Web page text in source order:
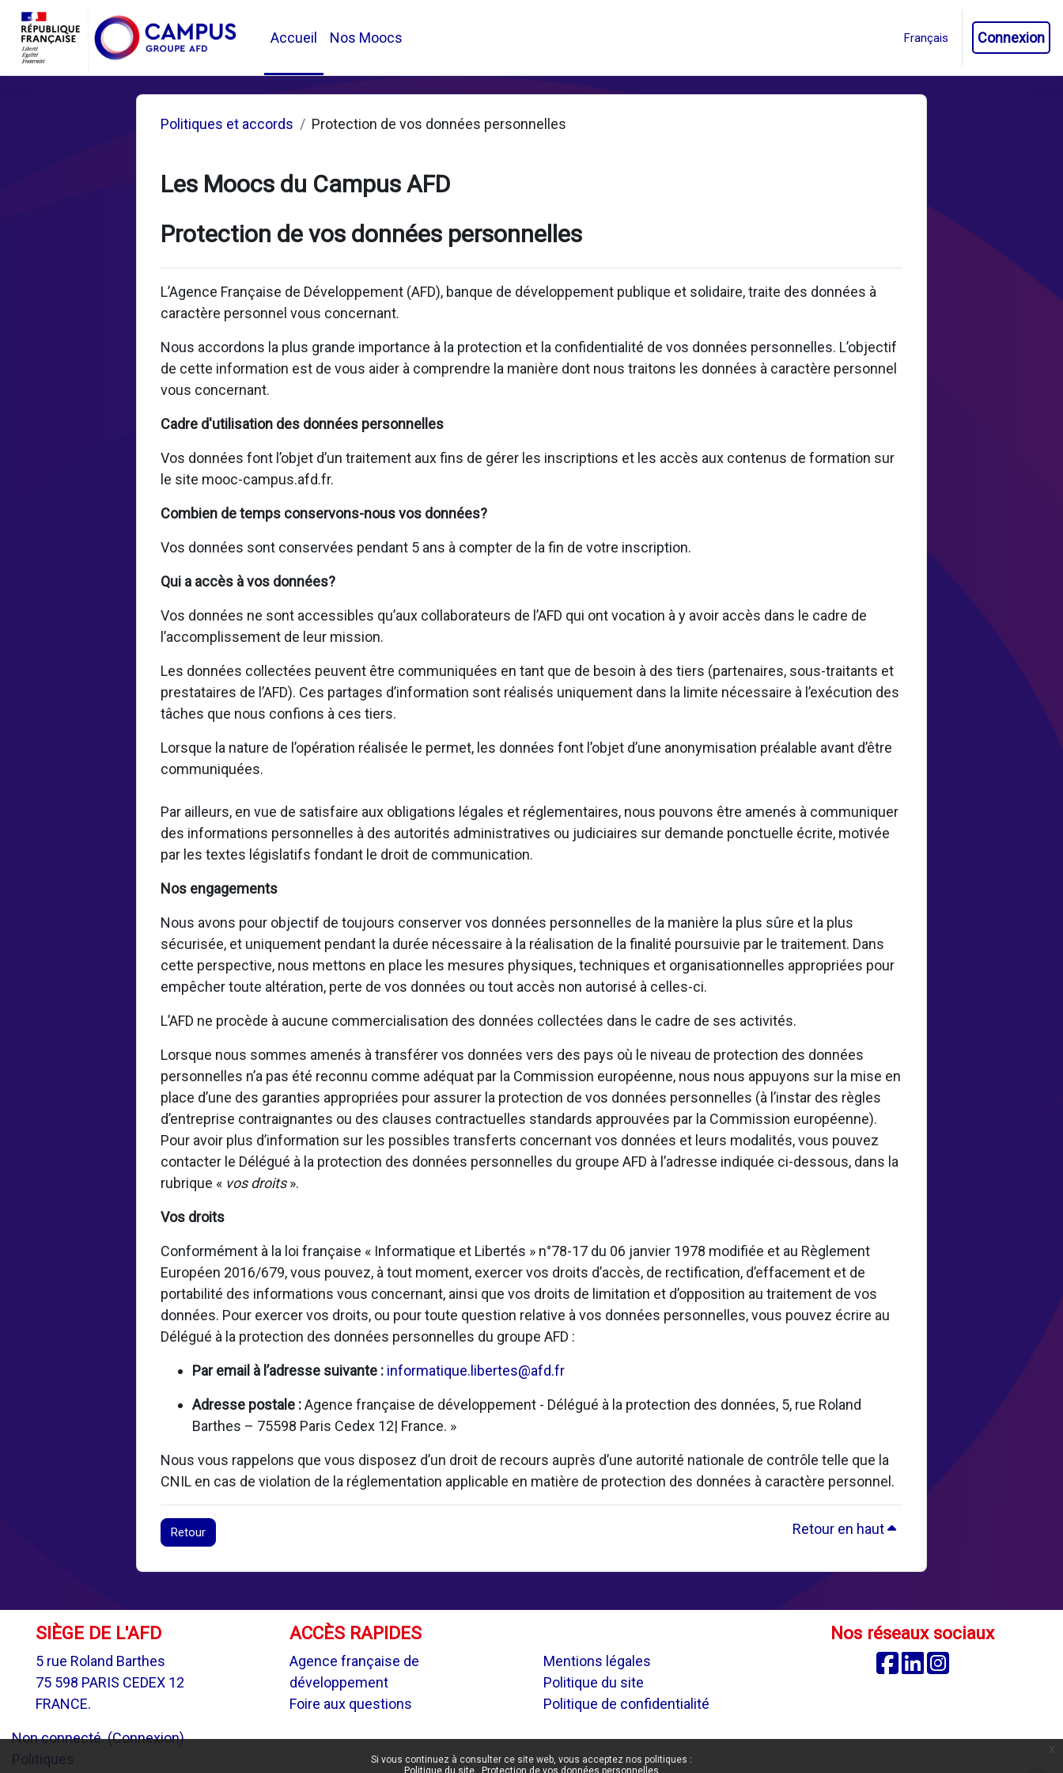
Passer au contenu principal
Si vous continuez à consulter ce site web, vous acceptez nos politiques :
Politique du site
Protection de vos données personnelles
Accueil Nos Moocs Connexion
Politiques et accords Protection de vos données personnelles
Les Moocs du Campus AFD
Protection de vos données personnelles
L’Agence Française de Développement (AFD), banque de développement publique et solidaire, traite des données à
caractère personnel vous concernant.
Nous accordons la plus grande importance à la protection et la confidentialité de vos données personnelles. L’objectif
de cette information est de vous aider à comprendre la manière dont nous traitons les données à caractère personnel
vous concernant.
Cadre d'utilisation des données personnelles
Vos données font l’objet d’un traitement aux fins de gérer les inscriptions et les accès aux contenus de formation sur
le site mooc-campus.afd.fr.
Combien de temps conservons-nous vos données?
Vos données sont conservées pendant 5 ans à compter de la fin de votre inscription.
Qui a accès à vos données?
Vos données ne sont accessibles qu’aux collaborateurs de l’AFD qui ont vocation à y avoir accès dans le cadre de
l’accomplissement de leur mission.
Les données collectées peuvent être communiquées en tant que de besoin à des tiers (partenaires, sous-traitants et
prestataires de l’AFD). Ces partages d’information sont réalisés uniquement dans la limite nécessaire à l’exécution des
tâches que nous confions à ces tiers.
Lorsque la nature de l’opération réalisée le permet, les données font l’objet d’une anonymisation préalable avant d’être
communiquées.
Par ailleurs, en vue de satisfaire aux obligations légales et réglementaires, nous pouvons être amenés à communiquer
des informations personnelles à des autorités administratives ou judiciaires sur demande ponctuelle écrite, motivée
par les textes législatifs fondant le droit de communication.
Nos engagements
Nous avons pour objectif de toujours conserver vos données personnelles de la manière la plus sûre et la plus
sécurisée, et uniquement pendant la durée nécessaire à la réalisation de la finalité poursuivie par le traitement. Dans
cette perspective, nous mettons en place les mesures physiques, techniques et organisationnelles appropriées pour
empêcher toute altération, perte de vos données ou tout accès non autorisé à celles-ci.
L’AFD ne procède à aucune commercialisation des données collectées dans le cadre de ses activités.
Lorsque nous sommes amenés à transférer vos données vers des pays où le niveau de protection des données
personnelles n’a pas été reconnu comme adéquat par la Commission européenne, nous nous appuyons sur la mise en
place d’une des garanties appropriées pour assurer la protection de vos données personnelles (à l’instar des règles
d’entreprise contraignantes ou des clauses contractuelles standards approuvées par la Commission européenne).
Pour avoir plus d’information sur les possibles transferts concernant vos données et leurs modalités, vous pouvez
contacter le Délégué à la protection des données personnelles du groupe AFD à l’adresse indiquée ci-dessous, dans la
rubrique « vos droits».
Vos droits
Conformément à la loi française « Informatique et Libertés » n°78-17 du 06 janvier 1978 modifiée et au Règlement
Européen 2016/679, vous pouvez, à tout moment, exercer vos droits d’accès, de rectification, d’effacement et de
portabilité des informations vous concernant, ainsi que vos droits de limitation et d’opposition au traitement de vos
données. Pour exercer vos droits, ou pour toute question relative à vos données personnelles, vous pouvez écrire au
Délégué à la protection des données personnelles du groupe AFD :
Par email à l’adresse suivante : informatique.libertes@afd.fr
Adresse postale :Agence française de développement - Délégué à la protection des données, 5, rue Roland
Barthes – 75598 Paris Cedex 12| France. »
Nous vous rappelons que vous disposez d’un droit de recours auprès d’une autorité nationale de contrôle telle que la
CNIL en cas de violation de la réglementation applicable en matière de protection des données à caractère personnel.
Retour Retour en haut
SIÈGE DE L'AFD
5 rue Roland Barthes
75 598 PARIS CEDEX 12
FRANCE.
ACCÈS RAPIDES
Agence française de
développement
Foire aux questions
Mentions légales
Politique du site
Politique de confidentialité
Nos réseaux sociaux
FacebookLinkedin
Non connecté. (Connexion)
Politiques